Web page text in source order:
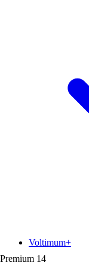
Premium 14
Voltimum+